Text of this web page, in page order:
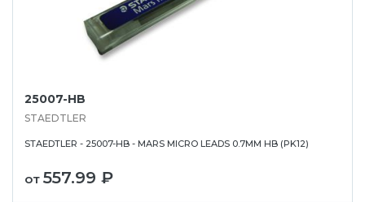
25007-HB
STAEDTLER
STAEDTLER - 25007-HB - MARS MICRO LEADS 0.7MM HB (PK12)
от 557.99 ₽